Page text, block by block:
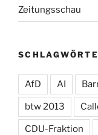
Zeitungsschau
AfD AI
btw 2013
CDU-Fraktion